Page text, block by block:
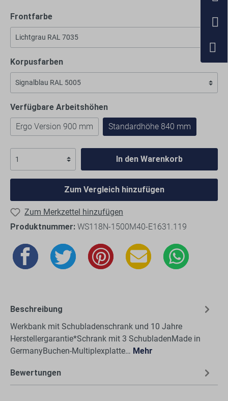
Frontfarbe
Korpusfarben
Verfügbare Arbeitshöhen
Ergo Version 900 mm
Standardhöhe 840 mm
In den Warenkorb
Zum Vergleich hinzufügen
Zum Merkzettel hinzufügen
Produktnummer: WS118N-1500M40-E1631.119
Beschreibung
Werkbank mit Schubladenschrank und 10 Jahre
Herstellergarantie*Schrank mit 3 SchubladenMade in
GermanyBuchen-Multiplexplatte… Mehr
Bewertungen